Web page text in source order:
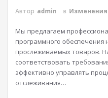
Автор admin в Изменения
Мы предлагаем
программного обеспечения
прослеживаемых товаров.
соответствовать
эффективно управлять
отслеживания…